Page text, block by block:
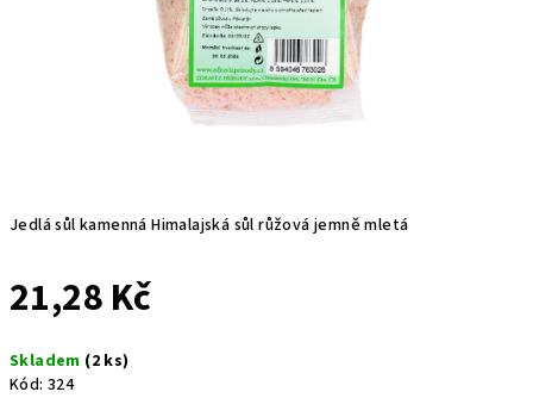
Jedlá sůl kamenná Himalajská sůl růžová jemně mletá
21,28 Kč
cena:
Skladem (2 ks)
Kód: 324